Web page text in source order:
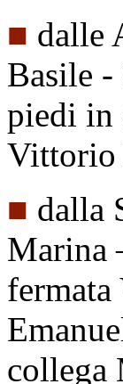
■ dalle
Basile -
piedi in
Vittorio
■ dalla
Marina
collega